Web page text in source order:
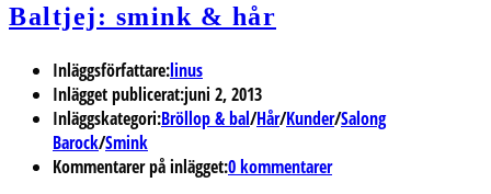
Baltjej: smink & hår
Inläggsförfattare:linus
Inlägget publicerat:juni 2, 2013
Inläggskategori:Bröllop & bal/Hår/Kunder/Salong
Barock/Smink
Kommentarer på inlägget:0 kommentarer